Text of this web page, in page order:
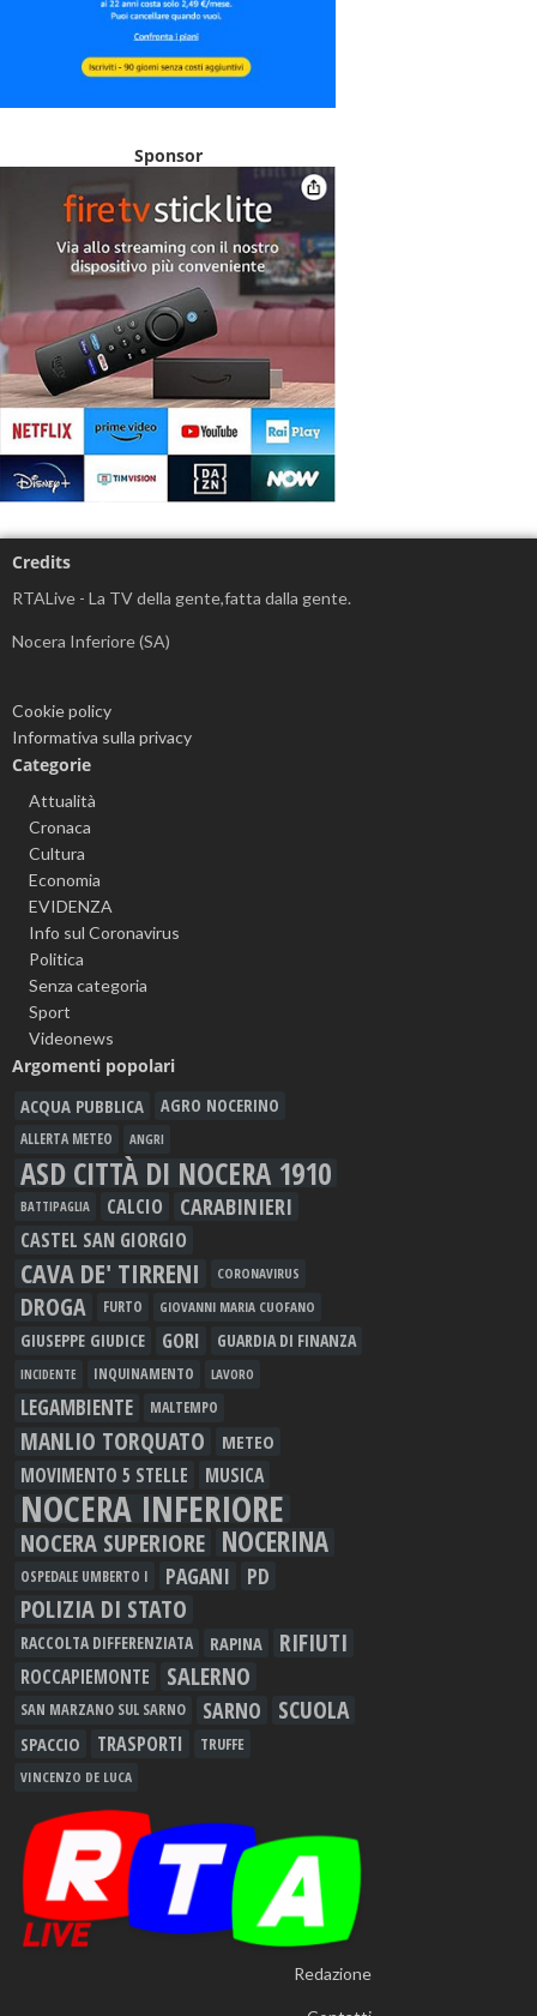
Sponsor
Credits
RTALive - La TV della gente,fatta dalla gente.
Nocera Inferiore (SA)
Cookie policy
Informativa sulla privacy
Categorie
Attualità
Cronaca
Cultura
Economia
EVIDENZA
Info sul Coronavirus
Politica
Senza categoria
Sport
Videonews
Argomenti popolari
ACQUA PUBBLICA AGRO NOCERINO
ALLERTA METEO ANGRI
ASD CITTÀ DI NOCERA 1910
BATTIPAGLIA CALCIO CARABINIERI
CASTEL SAN GIORGIO
CAVA DE' TIRRENI CORONAVIRUS
DROGA FURTO GIOVANNI MARIA CUOFANO
GIUSEPPE GIUDICE GORI GUARDIA DI FINANZA
INCIDENTE INQUINAMENTO LAVORO
LEGAMBIENTE MALTEMPO
MANLIO TORQUATO METEO
MOVIMENTO 5 STELLE MUSICA
NOCERA INFERIORE
NOCERA SUPERIORE NOCERINA
OSPEDALE UMBERTO I PAGANI PD
POLIZIA DI STATO
RACCOLTA DIFFERENZIATA RAPINA RIFIUTI
ROCCAPIEMONTE SALERNO
SAN MARZANO SUL SARNO SARNO SCUOLA
SPACCIO TRASPORTI TRUFFE
VINCENZO DE LUCA
Redazione